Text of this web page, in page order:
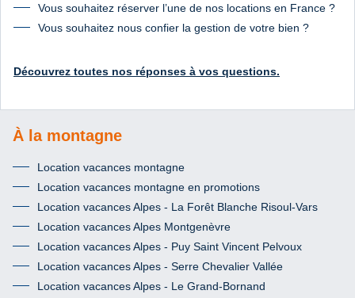
Vous souhaitez réserver l’une de nos locations en France ?
Vous souhaitez nous confier la gestion de votre bien ?
Découvrez toutes nos réponses à vos questions.
À la montagne
Location vacances montagne
Location vacances montagne en promotions
Location vacances Alpes - La Forêt Blanche Risoul-Vars
Location vacances Alpes Montgenèvre
Location vacances Alpes - Puy Saint Vincent Pelvoux
Location vacances Alpes - Serre Chevalier Vallée
Location vacances Alpes - Le Grand-Bornand